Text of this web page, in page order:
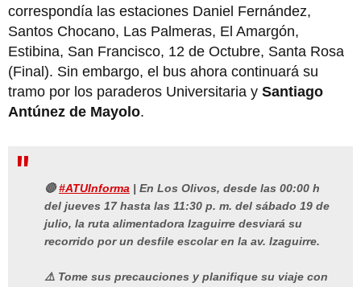
correspondía las estaciones Daniel Fernández,
Santos Chocano, Las Palmeras, El Amargón,
Estibina, San Francisco, 12 de Octubre, Santa Rosa
(Final). Sin embargo, el bus ahora continuará su
tramo por los paraderos Universitaria y Santiago
Antúnez de Mayolo.
🔴#ATUInforma | En Los Olivos, desde las 00:00 h
del jueves 17 hasta las 11:30 p. m. del sábado 19 de
julio, la ruta alimentadora Izaguirre desviará su
recorrido por un desfile escolar en la av. Izaguirre.
⚠️ Tome sus precauciones y planifique su viaje con